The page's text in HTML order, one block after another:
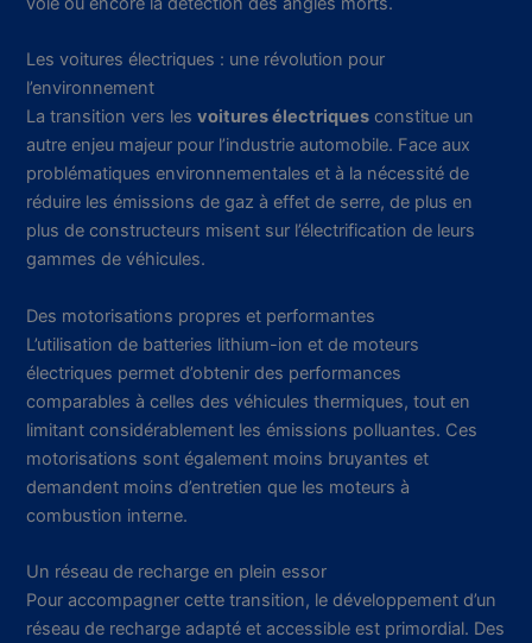
Les voitures électriques : une révolution pour
l’environnement
La transition vers lesvoitures électriques constitue un
autre enjeu majeur pour l’industrie automobile. Face aux
problématiques environnementales et à la nécessité de
réduire les émissions de gaz à effet de serre, de plus en
plus de constructeurs misent sur l’électrification de leurs
gammes de véhicules.
Des motorisations propres et performantes
L’utilisation de batteries lithium-ion et de moteurs
électriques permet d’obtenir des performances
comparables à celles des véhicules thermiques, tout en
limitant considérablement les émissions polluantes. Ces
motorisations sont également moins bruyantes et
demandent moins d’entretien que les moteurs à
combustion interne.
Un réseau de recharge en plein essor
Pour accompagner cette transition, le développement d’un
réseau de recharge adapté et accessible est primordial. Des